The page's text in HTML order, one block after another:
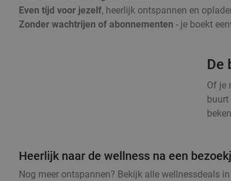
Even tijd voor jezelf, heerlijk ontspannen en
Zonder wachtrijen of abonnementen - je boekt
De
Of je
Heerlijk naar de wellness na een
Nog meer ontspannen? Bekijk alle wellnessdeals